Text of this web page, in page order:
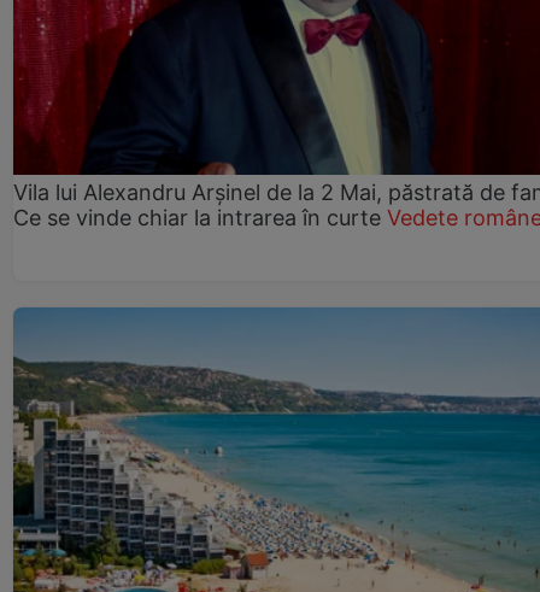
Vila lui Alexandru Arșinel de la 2 Mai, păstrată de
Ce se vinde chiar la intrarea în curte Vedete